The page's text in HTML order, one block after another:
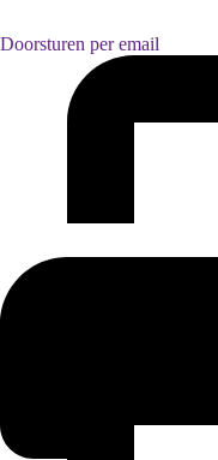
Doorsturen per email